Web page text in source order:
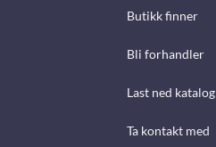
Butikk finner
Bli forhandler
Last ned katalog
Ta kontakt med